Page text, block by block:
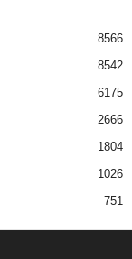
8566
8542
6175
2666
1804
1026
751